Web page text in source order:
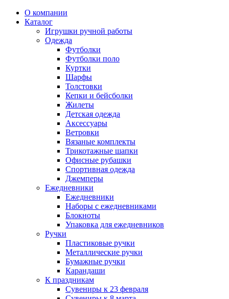
О компании
Каталог
Игрушки ручной работы
Одежда
Футболки
Футболки поло
Куртки
Шарфы
Толстовки
Кепки и бейсболки
Жилеты
Детская одежда
Аксессуары
Ветровки
Вязаные комплекты
Трикотажные шапки
Офисные рубашки
Спортивная одежда
Джемперы
Ежедневники
Ежедневники
Наборы с ежедневниками
Блокноты
Упаковка для ежедневников
Ручки
Пластиковые ручки
Металлические ручки
Бумажные ручки
Карандаши
К праздникам
Сувениры к 23 февраля